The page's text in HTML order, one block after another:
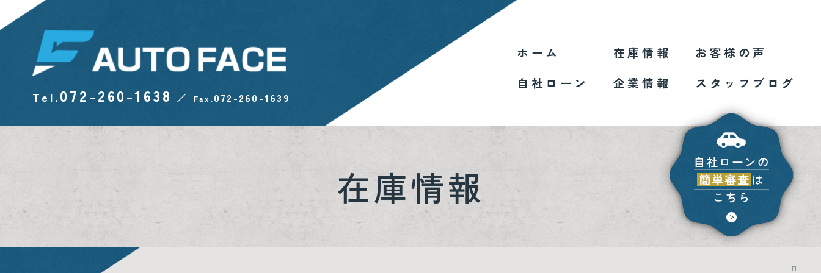
Tel.072-260-1638 ／ Fax. 072-260-1639
ホーム
自社ローン
在庫情報
企業情報
お客様の声
スタッフブログ
在庫情報